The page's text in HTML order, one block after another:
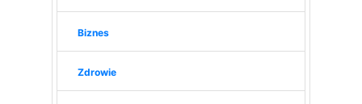
Biznes
Zdrowie